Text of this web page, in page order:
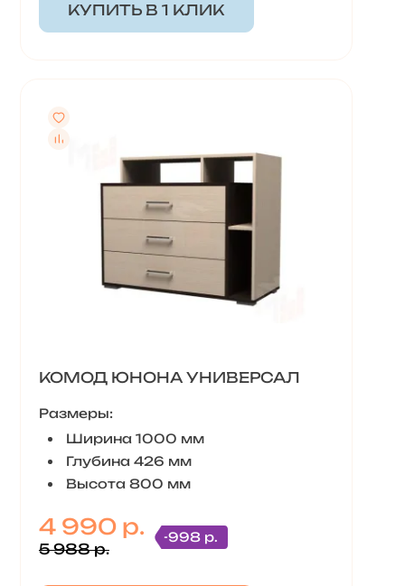
КУПИТЬ В 1 КЛИК
КОМОД ЮНОНА УНИВЕРСАЛ
Размеры:
Ширина 1000 мм
Глубина 426 мм
Высота 800 мм
4 990 р.
5 988 р.
-998 р.